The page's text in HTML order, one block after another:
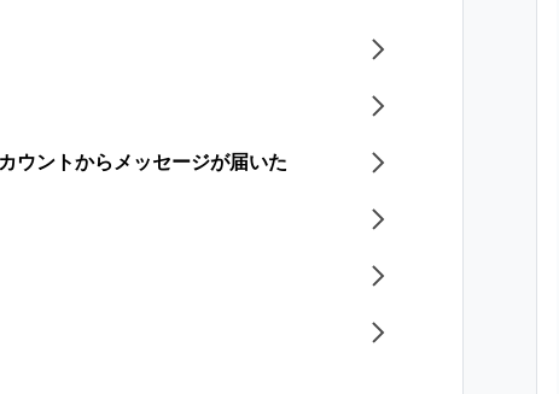
ウントからメッセージが届いた